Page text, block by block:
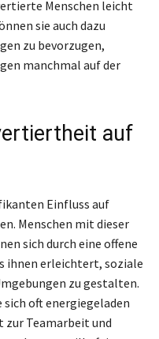
Menschen leicht
sie auch dazu
zu bevorzugen,
manchmal auf der
auf
Einfluss auf
Menschen mit dieser
sich durch eine offene
ihnen erleichtert, soziale
zu gestalten.
oft energiegeladen
zur Teamarbeit und